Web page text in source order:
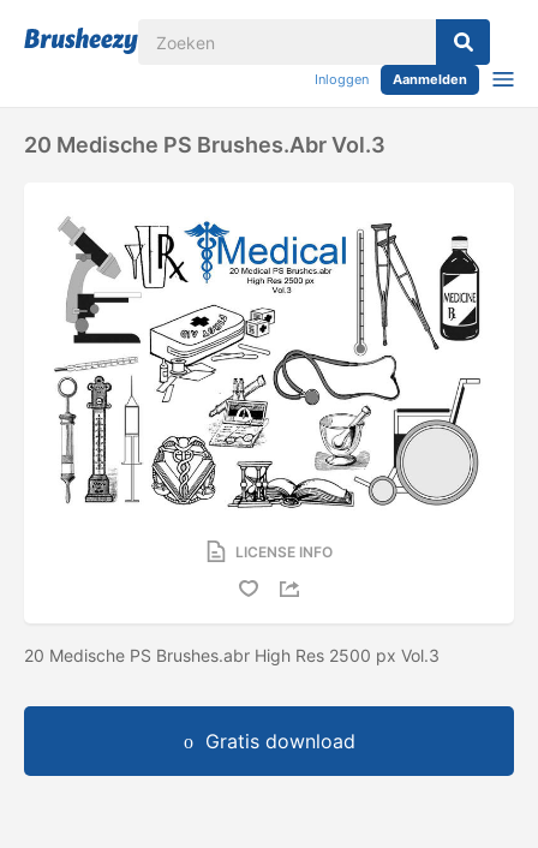
Inloggen Aanmelden
20 Medische PS Brushes.abr Vol.3
LICENSE INFO
20 Medische PS Brushes.abr High Res 2500 px Vol.3
Gratis download